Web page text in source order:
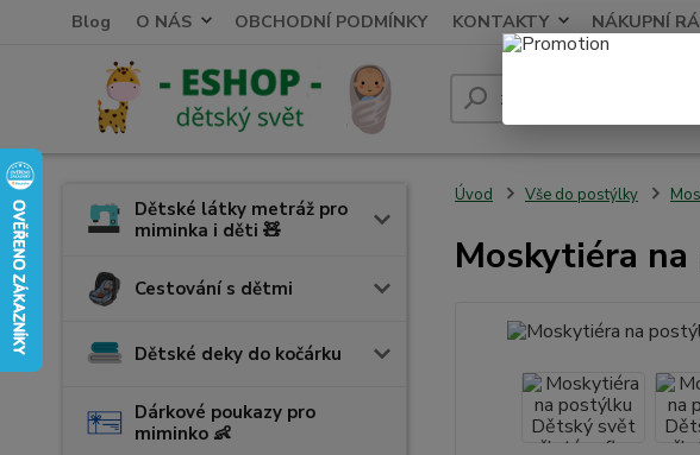
Blog O NÁS OBCHODNÍ PODMÍNKY KONTAKTY NÁKUPNÍ
Dětské látky metráž pro
miminka i děti 🧸
Cestování s dětmi
Dětské deky do kočárku
Dárkové poukazy pro
miminko 👶
Úvod Vše do postýlky
Moskytiéra